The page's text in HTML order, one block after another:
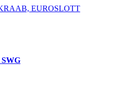
EUROSLOTT